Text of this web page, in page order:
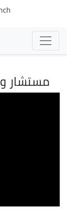
مستشار